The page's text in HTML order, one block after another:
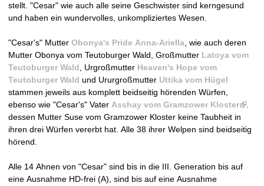
9
4
stellt. "Cesar" wie auch alle seine Geschwister sind kerngesund
und haben ein wundervolles, unkompliziertes Wesen.
"Cesar's" Mutter Obonya's Pride Anna-Ariella, wie auch deren
Mutter Obonya vom Teutoburger Wald, Großmutter Latoya vom
Teutoburger Wald, Urgroßmutter Heaven's Hope vom
Teutoburger Wald und Ururgroßmutter Uttika vom Hügel
stammen jeweils aus komplett beidseitig hörenden Würfen,
ebenso wie "Cesar's" Vater Asshay vom Gramzower Kloster(
l
i
i
.
dessen Mutter Suse vom Gramzower Kloster keine Taubheit in
ihren drei Würfen vererbt hat. Alle 38 ihrer Welpen sind beidseitig
hörend.
Alle 14 Ahnen von "Cesar" sind bis in die III. Generation bis auf
eine Ausnahme HD-frei (A), sind bis auf eine Ausnahme